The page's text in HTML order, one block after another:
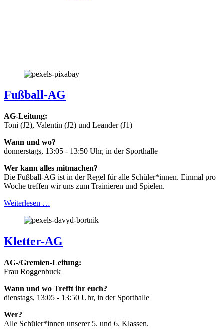
Fußball-AG
AG-Leitung:
Toni (J2), Valentin (J2) und Leander (J1)
Wann und wo?
donnerstags, 13:05 - 13:50 Uhr, in der Sporthalle
Wer kann alles mitmachen?
Die Fußball-AG ist in der Regel für alle Schüler*innen. Einmal pro
Woche treffen wir uns zum Trainieren und Spielen.
Weiterlesen …
Kletter-AG
AG-/Gremien-Leitung:
Frau Roggenbuck
Wann und wo Trefft ihr euch?
dienstags, 13:05 - 13:50 Uhr, in der Sporthalle
Wer?
Alle Schüler*innen unserer 5. und 6. Klassen.